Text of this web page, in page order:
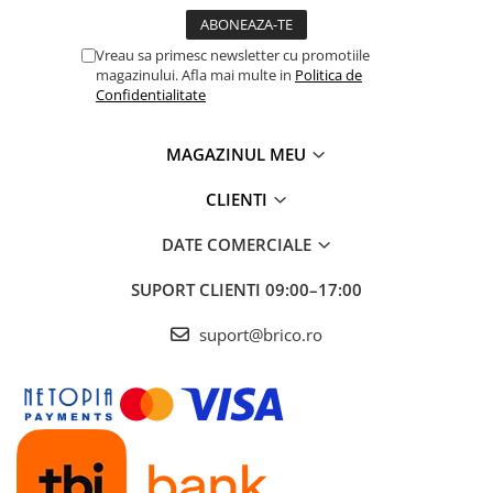
Case de gradina
Gratare de gradina
Electrocasnice
Vreau sa primesc newsletter cu promotiile
magazinului. Afla mai multe in Politica de
Confidentialitate
MAGAZINUL MEU
CLIENTI
DATE COMERCIALE
SUPORT CLIENTI 09:00–17:00
suport@brico.ro